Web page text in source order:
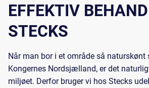
EFFEKTIV
STECKS
Når man bor i et område så
Kongernes Nordsjælland, er det
miljøet. Derfor bruger vi hos Stecks